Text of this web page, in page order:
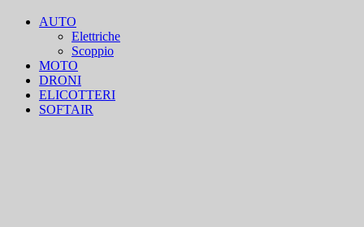
AUTO
Elettriche
Scoppio
MOTO
DRONI
ELICOTTERI
SOFTAIR